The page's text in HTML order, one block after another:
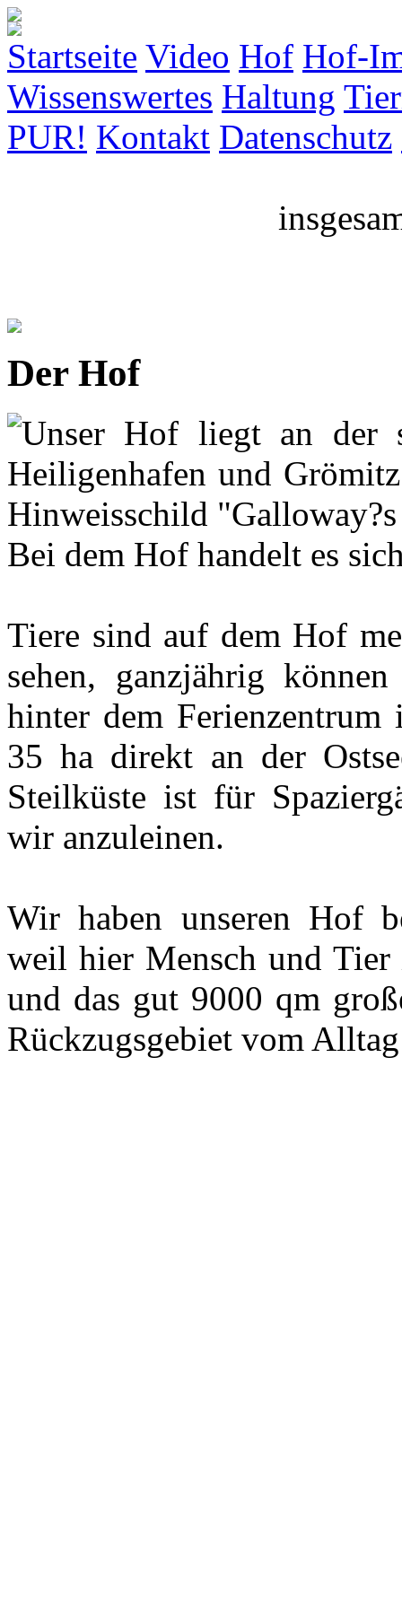
Startseite Video Hof Hof-
Wissenswertes Haltung
PUR! Kontakt Datenschutz
Der Hof
Unser Hof liegt an der
Heiligenhafen und
Hinweisschild
Bei dem Hof handelt es
Tiere sind auf dem Hof
sehen, ganzjährig
hinter dem
35 ha direkt an der
Steilküste ist für
wir anzuleinen.
Wir haben unseren Hof
weil hier Mensch und
und das gut 9000 qm
Rückzugsgebiet vom